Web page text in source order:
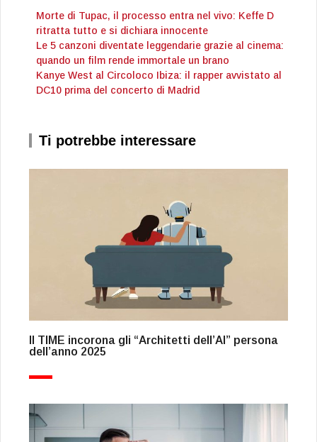
Morte di Tupac, il processo entra nel vivo: Keffe D
ritratta tutto e si dichiara innocente
Le 5 canzoni diventate leggendarie grazie al cinema:
quando un film rende immortale un brano
Kanye West al Circoloco Ibiza: il rapper avvistato al
DC10 prima del concerto di Madrid
Ti potrebbe interessare
Il TIME incorona gli “Architetti dell’AI” persona
dell’anno 2025